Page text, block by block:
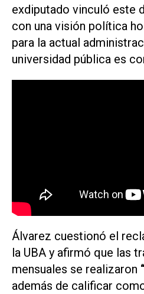
exdiputado vinculó este
con una visión política
para la actual
universidad pública es
Álvarez cuestionó el
la UBA y afirmó que las
mensuales se realizaron
además de calificar